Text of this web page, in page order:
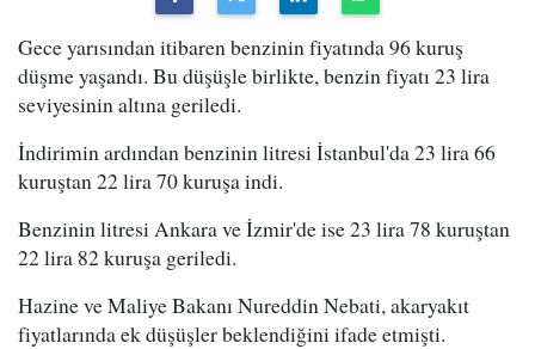
Gece yarısından itibaren benzinin fiyatında 96 kuruş
düşme yaşandı. Bu düşüşle birlikte, benzin fiyatı 23 lira
seviyesinin altına geriledi.
İndirimin ardından benzinin litresi İstanbul'da 23 lira 66
kuruştan 22 lira 70 kuruşa indi.
Benzinin litresi Ankara ve İzmir'de ise 23 lira 78 kuruştan
22 lira 82 kuruşa geriledi.
Hazine ve Maliye Bakanı Nureddin Nebati, akaryakıt
fiyatlarında ek düşüşler beklendiğini ifade etmişti.